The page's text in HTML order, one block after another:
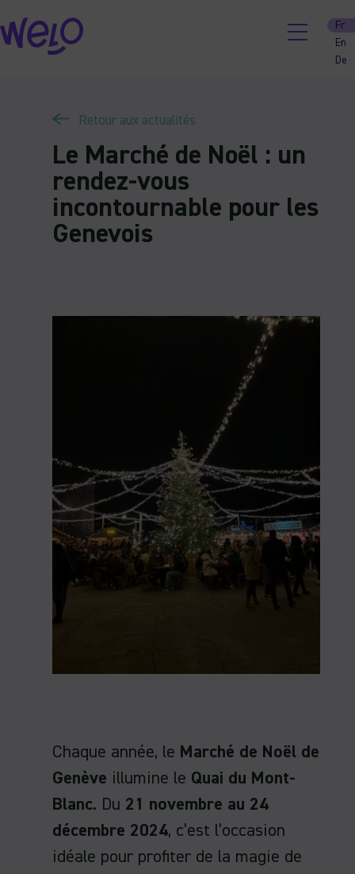
Skip
to
content
Fr
En
De
Retour aux actualités
Le Marché de Noël : un
rendez-vous
incontournable pour les
Genevois
Chaque année, le Marché de Noël de
Genève illumine le Quai du Mont-
Blanc. Du 21 novembre au 24
décembre 2024, c’est l’occasion
idéale pour profiter de la magie de